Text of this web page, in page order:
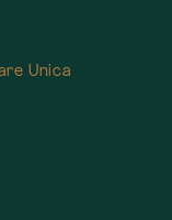
Unica